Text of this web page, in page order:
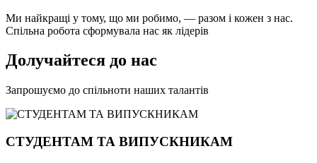
Ми найкращі у тому, що ми робимо, — разом і кожен з нас.
Спільна робота сформувала нас як лідерів
Долучайтеся до нас
Запрошуємо до спільноти наших талантів
СТУДЕНТАМ ТА ВИПУСКНИКАМ